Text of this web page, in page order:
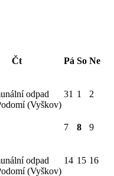
Čt Pá So Ne
odpad
(Vyškov)
31 1 2
7 8 9
odpad
(Vyškov)
14 15 16